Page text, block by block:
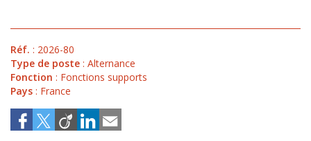
Réf. : 2026-80
Type de poste : Alternance
Fonction : Fonctions supports
Pays : France